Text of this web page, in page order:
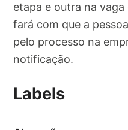
etapa e outra na
fará com que a pessoa
pelo processo na
notificação.
Labels